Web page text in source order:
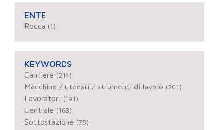
ENTE
Rocca (1)
KEYWORDS
Cantiere (214)
Macchine / utensili / strumenti di lavoro (201)
Lavoratori (191)
Centrale (163)
Sottostazione (78)